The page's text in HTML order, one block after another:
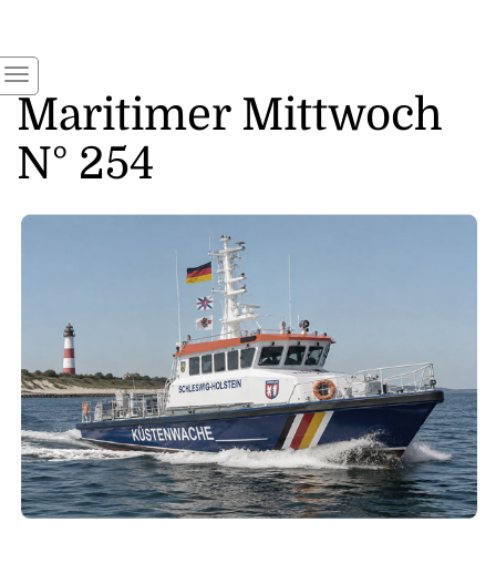
Maritimer Mittwoch
N° 254